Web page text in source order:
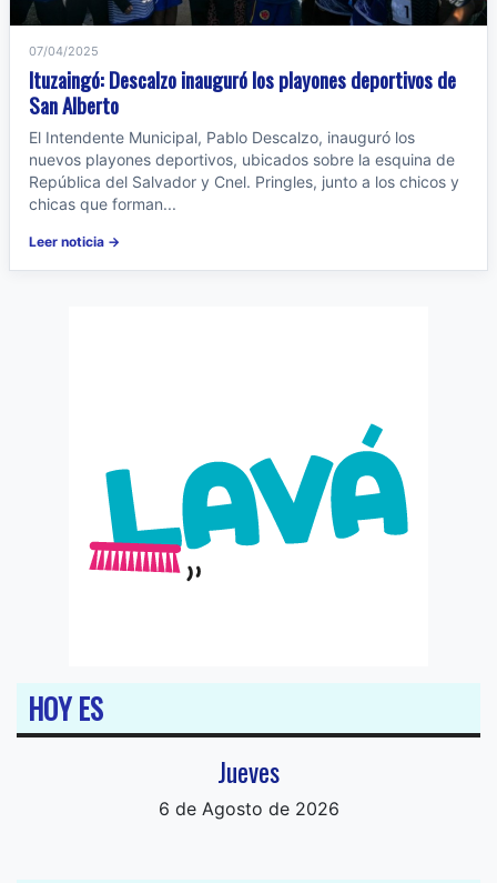
07/04/2025
Ituzaingó: Descalzo inauguró los playones deportivos de
San Alberto
El Intendente Municipal, Pablo Descalzo, inauguró los
nuevos playones deportivos, ubicados sobre la esquina de
República del Salvador y Cnel. Pringles, junto a los chicos y
chicas que forman...
Leer noticia →
HOY ES
Jueves
6 de Agosto de 2026